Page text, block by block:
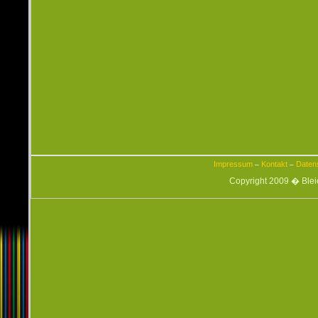
Impressum – Kontakt –
Copyright 2009 �